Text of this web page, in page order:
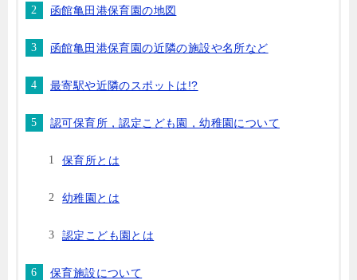
函館亀田港保育園の地図
函館亀田港保育園の近隣の施設や名所など
最寄駅や近隣のスポットは!?
認可保育所，認定こども園，幼稚園について
保育所とは
幼稚園とは
認定こども園とは
保育施設について